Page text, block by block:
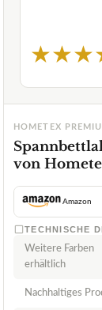
★★★
HOMETEX
von
Amazon
TECHNISCHE
Weitere Farben
erhältlich
Nachhaltiges